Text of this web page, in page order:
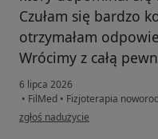
Czułam się bardzo
otrzymałam
Wrócimy z całą
6 lipca 2026
• FilMed • Fizjoterapia
w opinii użytkownika Katarzyna
zgłoś nadużycie